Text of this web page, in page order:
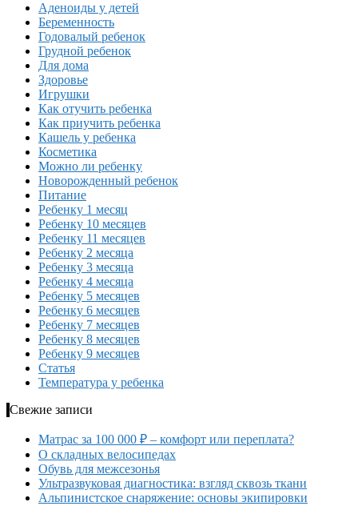
Аденоиды у детей
Беременность
Годовалый ребенок
Грудной ребенок
Для дома
Здоровье
Игрушки
Как отучить ребенка
Как приучить ребенка
Кашель у ребенка
Косметика
Можно ли ребенку
Новорожденный ребенок
Питание
Ребенку 1 месяц
Ребенку 10 месяцев
Ребенку 11 месяцев
Ребенку 2 месяца
Ребенку 3 месяца
Ребенку 4 месяца
Ребенку 5 месяцев
Ребенку 6 месяцев
Ребенку 7 месяцев
Ребенку 8 месяцев
Ребенку 9 месяцев
Статья
Температура у ребенка
Свежие записи
Матрас за 100 000 ₽ – комфорт или переплата?
О складных велосипедах
Обувь для межсезонья
Ультразвуковая диагностика: взгляд сквозь ткани
Альпинистское снаряжение: основы экипировки